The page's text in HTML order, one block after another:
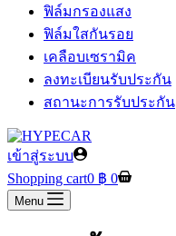
ฟิล์มกรองแสง
ฟิล์มใสกันรอย
เคลือบเซรามิค
ลงทะเบียนรับประกัน
สถานะการรับประกัน
เข้าสู่ระบบ
Shopping cart0 ฿ 0
Menu